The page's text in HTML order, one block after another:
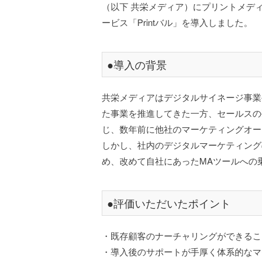
（以下 共栄メディア）にプリントメ
ービス「Printバル」を導入しました。
●導入の背景
共栄メディアはデジタルサイネージ事
た事業を推進してきた一方、セールス
じ、数年前に他社のマーケティングオ
しかし、社内のデジタルマーケティン
め、改めて自社にあったMAツールへの
●評価いただいたポイント
・既存顧客のナーチャリングができる
・導入後のサポートが手厚く体系的な